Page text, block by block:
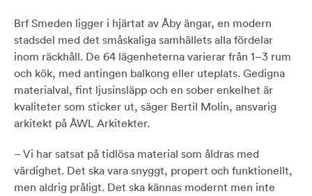
Brf Smeden ligger i hjärtat av Åby ängar, en modern
stadsdel med det småskaliga samhällets alla fördelar
inom räckhåll. De 64 lägenheterna varierar från 1–3 rum
och kök, med antingen balkong eller uteplats. Gedigna
materialval, fint ljusinsläpp och en sober enkelhet är
kvaliteter som sticker ut, säger Bertil Molin, ansvarig
arkitekt på ÅWL Arkitekter.
– Vi har satsat på tidlösa material som åldras med
värdighet. Det ska vara snyggt, propert och funktionellt,
men aldrig pråligt. Det ska kännas modernt men inte